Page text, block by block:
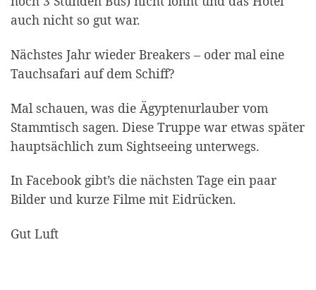
auch nicht so gut war.
Nächstes Jahr wieder Breakers – oder mal eine
Tauchsafari auf dem Schiff?
Mal schauen, was die Ägyptenurlauber vom
Stammtisch sagen. Diese Truppe war etwas später
hauptsächlich zum Sightseeing unterwegs.
In Facebook gibt’s die nächsten Tage ein paar
Bilder und kurze Filme mit Eidrücken.
Gut Luft